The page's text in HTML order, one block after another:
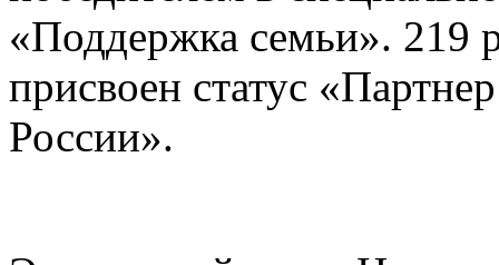
«Поддержка семьи». 219
присвоен статус
России».